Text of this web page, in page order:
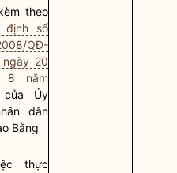
theo
định số
QĐ-
ngày 20
8 năm
của Ủy
dân
Bằng
thực